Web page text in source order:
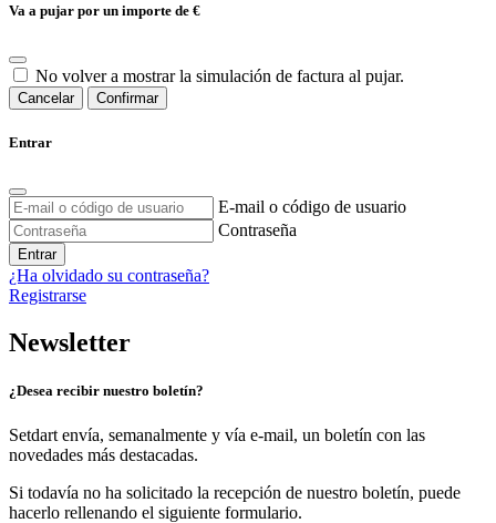
Va a pujar por un importe de €
No volver a mostrar la simulación de factura al pujar.
Cancelar Confirmar
Entrar
E-mail o código de usuario
Contraseña
Entrar
¿Ha olvidado su contraseña?
Registrarse
Newsletter
¿Desea recibir nuestro boletín?
Setdart envía, semanalmente y vía e-mail, un boletín con las
novedades más destacadas.
Si todavía no ha solicitado la recepción de nuestro boletín, puede
hacerlo rellenando el siguiente formulario.